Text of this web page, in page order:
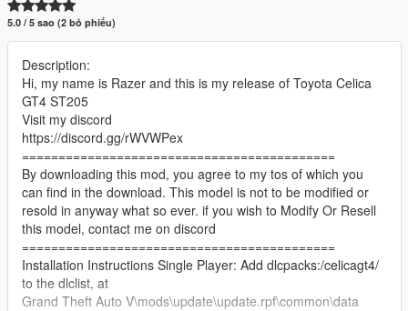
5.0 / 5 sao (2 bỏ phiếu)
Description:
Hi, my name is Razer and this is my release of Toyota Celica
GT4 ST205
Visit my discord
https://discord.gg/rWVWPex
===========================================
By downloading this mod, you agree to my tos of which you
can find in the download. This model is not to be modified or
resold in anyway what so ever. if you wish to Modify Or Resell
this model, contact me on discord
===========================================
Installation Instructions Single Player: Add dlcpacks:/celicagt4/
to the dlclist, at
Grand Theft Auto V\mods\update\update.rpf\common\data